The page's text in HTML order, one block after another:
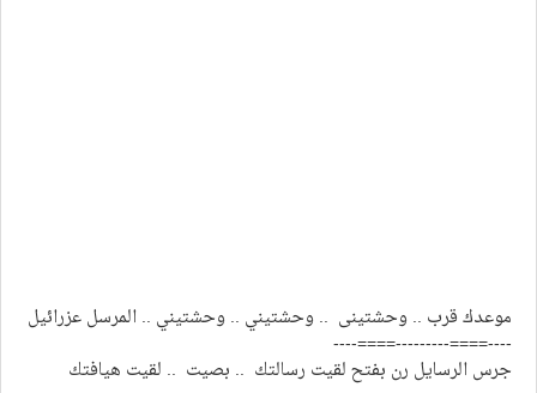
موعدك قرب .. وحشتينى .. وحشتيني .. وحشتيني .. المرسل عزرائيل
----====---------====----
جرس الرسايل رن بفتح لقيت رسالتك .. بصيت .. لقيت هيافتك